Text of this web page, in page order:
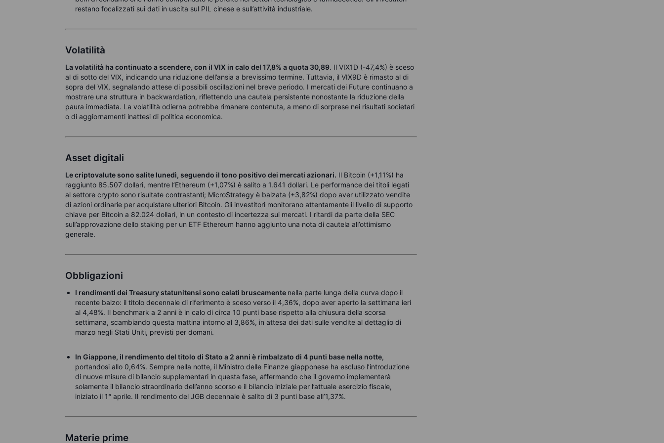
restano focalizzati sui dati in uscita sul PIL cinese e sull’attività industriale.
Volatilità
La volatilità ha continuato a scendere, con il VIX in calo del 17,8% a quota 30,89. Il VIX1D (-47,4%) è sceso
al di sotto del VIX, indicando una riduzione dell’ansia a brevissimo termine. Tuttavia, il VIX9D è rimasto al di
sopra del VIX, segnalando attese di possibili oscillazioni nel breve periodo. I mercati dei Future continuano a
mostrare una struttura in backwardation, riflettendo una cautela persistente nonostante la riduzione della
paura immediata. La volatilità odierna potrebbe rimanere contenuta, a meno di sorprese nei risultati societari
o di aggiornamenti inattesi di politica economica.
Asset digitali
Le criptovalute sono salite lunedì, seguendo il tono positivo dei mercati azionari. Il Bitcoin (+1,11%) ha
raggiunto 85.507 dollari, mentre l’Ethereum (+1,07%) è salito a 1.641 dollari. Le performance dei titoli legati
al settore crypto sono risultate contrastanti; MicroStrategy è balzata (+3,82%) dopo aver utilizzato vendite
di azioni ordinarie per acquistare ulteriori Bitcoin. Gli investitori monitorano attentamente il livello di supporto
chiave per Bitcoin a 82.024 dollari, in un contesto di incertezza sui mercati. I ritardi da parte della SEC
sull’approvazione dello staking per un ETF Ethereum hanno aggiunto una nota di cautela all’ottimismo
generale.
Obbligazioni
I rendimenti dei Treasury statunitensi sono calati bruscamente nella parte lunga della curva dopo il
recente balzo: il titolo decennale di riferimento è sceso verso il 4,36%, dopo aver aperto la settimana ieri
al 4,48%. Il benchmark a 2 anni è in calo di circa 10 punti base rispetto alla chiusura della scorsa
settimana, scambiando questa mattina intorno al 3,86%, in attesa dei dati sulle vendite al dettaglio di
marzo negli Stati Uniti, previsti per domani.
In Giappone, il rendimento del titolo di Stato a 2 anni è rimbalzato di 4 punti base nella notte,
portandosi allo 0,64%. Sempre nella notte, il Ministro delle Finanze giapponese ha escluso l’introduzione
di nuove misure di bilancio supplementari in questa fase, affermando che il governo implementerà
solamente il bilancio straordinario dell’anno scorso e il bilancio iniziale per l’attuale esercizio fiscale,
iniziato il 1° aprile. Il rendimento del JGB decennale è salito di 3 punti base all’1,37%.
Materie prime